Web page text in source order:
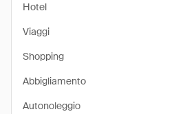
Hotel
Viaggi
Shopping
Abbigliamento
Autonoleggio